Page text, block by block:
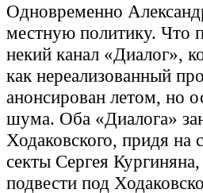
Одновременно
местную политику. Что
некий канал «Диалог»,
как нереализованный
анонсирован летом, но
шума. Оба «Диалога»
Ходаковского, придя
секты Сергея
подвести под